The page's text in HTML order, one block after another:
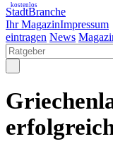
StadtBranche
Ihr MagazinImpressum
kostenlos
eintragen News